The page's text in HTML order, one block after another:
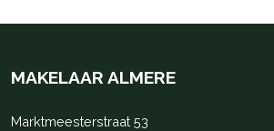
MAKELAAR ALMERE
Marktmeesterstraat 53